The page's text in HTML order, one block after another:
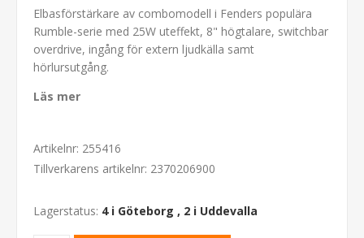
Elbasförstärkare av combomodell i Fenders populära
Rumble-serie med 25W uteffekt, 8" högtalare, switchbar
overdrive, ingång för extern ljudkälla samt
hörlursutgång.
Läs mer
Artikelnr: 255416
Tillverkarens artikelnr: 2370206900
Lagerstatus: 4 i Göteborg , 2 i Uddevalla